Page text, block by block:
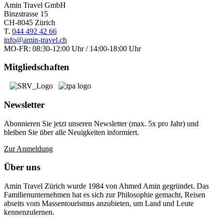
Amin Travel GmbH
Binzstrasse 15
CH-8045 Zürich
T. 044 492 42 66
info@amin-travel.ch
MO-FR: 08:30-12:00 Uhr / 14:00-18:00 Uhr
Mitgliedschaften
Newsletter
Abonnieren Sie jetzt unseren Newsletter (max. 5x pro Jahr) und
bleiben Sie über alle Neuigkeiten informiert.
Zur Anmeldung
Über uns
Amin Travel Zürich wurde 1984 von Ahmed Amin gegründet. Das
Familienunternehmen hat es sich zur Philosophie gemacht, Reisen
abseits vom Massentourismus anzubieten, um Land und Leute
kennenzulernen.